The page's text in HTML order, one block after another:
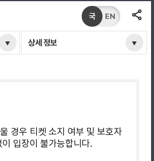
상세 정보
국 EN
경우 티켓 소지 여부 및 보호자
입장이 불가능합니다.